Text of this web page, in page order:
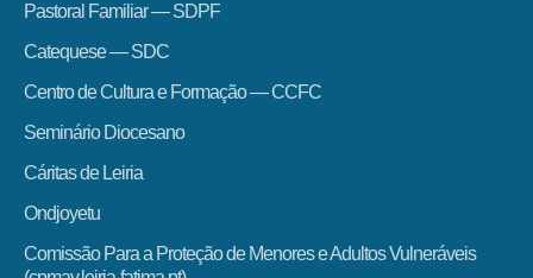
Pastoral Familiar — SDPF
Catequese — SDC
Centro de Cultura e Formação — CCFC
Seminário Diocesano
Cáritas de Leiria
Ondjoyetu
Comissão Para a Proteção de Menores e Adultos Vulneráveis